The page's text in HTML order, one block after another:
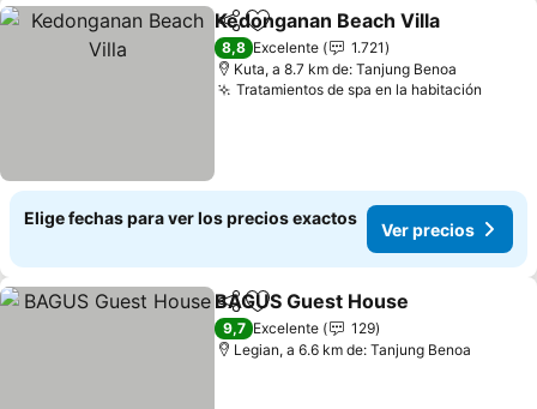
CompartirAgregar a favoritos
Kedonganan Beach Villa
8,8 Excelente
1.721
Kuta, a 8.7 km de: Tanjung Benoa
Tratamientos de spa en la habitación
Elige fechas para ver los precios exactos
Ver precios
CompartirAgregar a favoritos
BAGUS Guest House
9,7 Excelente
129
Legian, a 6.6 km de: Tanjung Benoa